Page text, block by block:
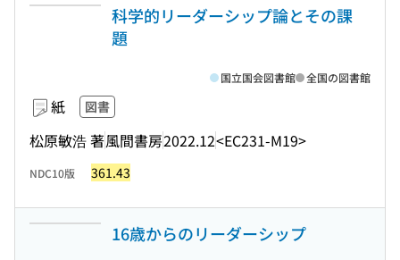
科学的リーダーシップ論とその課
題
紙 図書
松原敏浩 著風間書房2022.12<EC231-M19>
国立国会図書館 全国の図書館
NDC10版 361.43
16歳からのリーダーシップ